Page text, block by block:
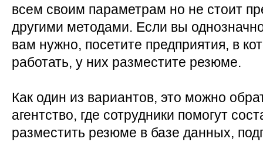
всем своим параметрам но не стоит
другими методами. Если вы
вам нужно, посетите предприятия, в
работать, у них разместите резюме.
Как один из вариантов, это можно
агентство, где сотрудники помогут
разместить резюме в базе данных,